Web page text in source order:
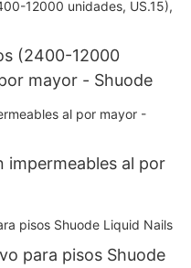
(2400-12000
mayor - Shuode
impermeables al por
para pisos Shuode